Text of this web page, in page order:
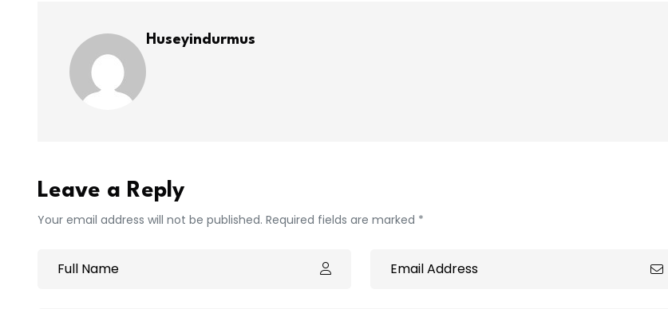
Huseyindurmus
Leave a Reply
Your email address will not be published. Required fields are marked *